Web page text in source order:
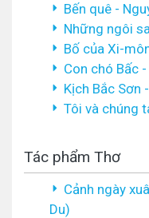
Bến quê -
Những ngôi
Bố của Xi-
Con chó Bấc
Kịch Bắc Sơn
Tôi và chúng
Tác phẩm Thơ
Cảnh ngày
Du)